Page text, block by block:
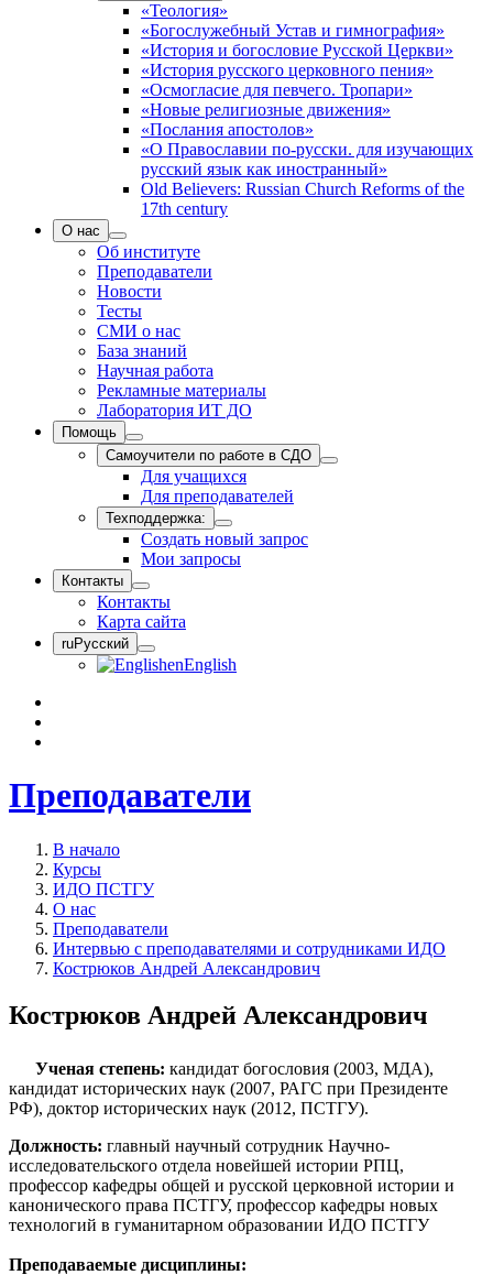
«Теология»
«Богослужебный Устав и гимнография»
«История и богословие Русской Церкви»
«История русского церковного пения»
«Осмогласие для певчего. Тропари»
«Новые религиозные движения»
«Послания апостолов»
«О Православии по-русски. для изучающих
русский язык как иностранный»
Old Believers: Russian Church Reforms of the
17th century
О нас
Об институте
Преподаватели
Новости
Тесты
СМИ о нас
База знаний
Научная работа
Рекламные материалы
Лаборатория ИТ ДО
Помощь
Самоучители по работе в СДО
Для учащихся
Для преподавателей
Техподдержка:
Создать новый запрос
Мои запросы
Контакты
Контакты
Карта сайта
ruРусский
enEnglish
Преподаватели
В начало
Курсы
ИДО ПСТГУ
О нас
Преподаватели
Интервью с преподавателями и сотрудниками ИДО
Кострюков Андрей Александрович
Кострюков Андрей Александрович
Ученая степень: кандидат богословия (2003, МДА),
кандидат исторических наук (2007, РАГС при Президенте
РФ), доктор исторических наук (2012, ПСТГУ).
Должность: главный научный сотрудник Научно-
исследовательского отдела новейшей истории РПЦ,
профессор кафедры общей и русской церковной истории и
канонического права ПСТГУ, профессор кафедры новых
технологий в гуманитарном образовании ИДО ПСТГУ
Преподаваемые дисциплины: